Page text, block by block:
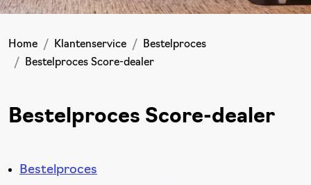
Home Klantenservice
Bestelproces
Bestelproces Score-dealer
Bestelproces Score-dealer
Bestelproces